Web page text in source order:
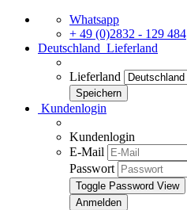
Whatsapp
+ 49 (0)2832 - 129 484
Deutschland Lieferland
Lieferland
Kundenlogin
Kundenlogin
E-Mail
Passwort
Toggle Password View